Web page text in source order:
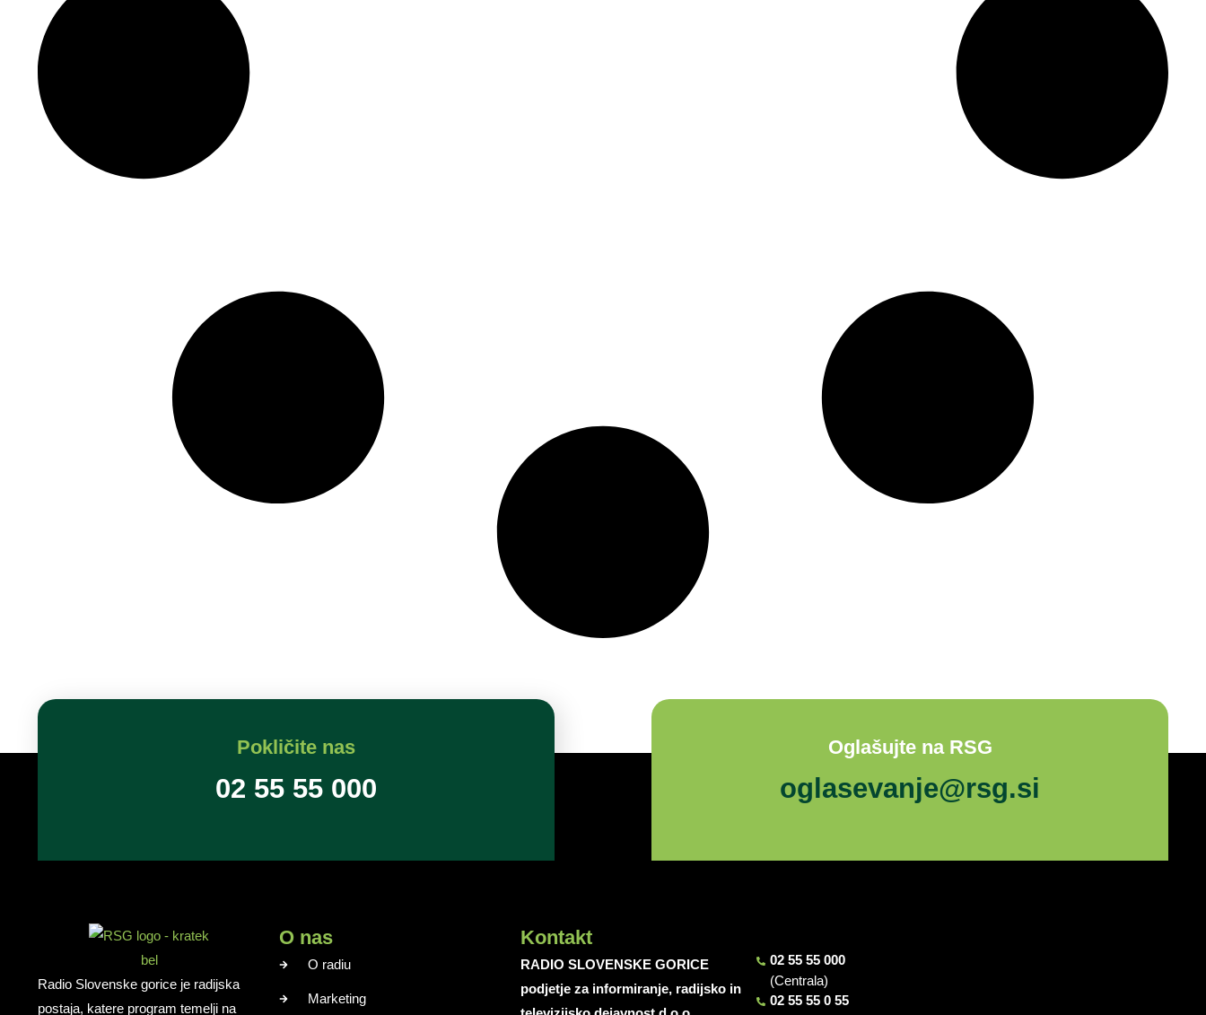
Pokličite nas
02 55 55 000
Oglašujte na RSG
oglasevanje@rsg.si
Radio Slovenske gorice je radijska
postaja, katere program temelji na
O nas
O radiu
Marketing
Kontakt
RADIO SLOVENSKE GORICE
podjetje za informiranje, radijsko in
02 55 55 000
(Centrala)
02 55 55 0 55